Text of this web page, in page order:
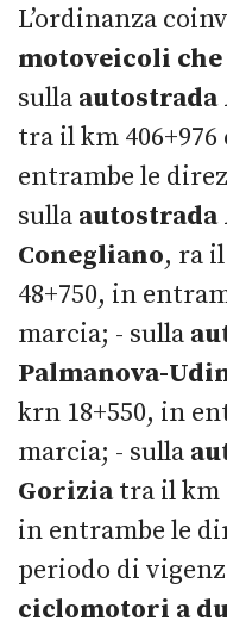
L’ordinanza
motoveicoli
sulla autostrada
tra il km
entrambe le
sulla autostrada
Conegliano, ra
48+750, in
marcia; - sulla
Palmanova-
krn 18+550, in
marcia; - sulla
Goriziatra il km
in entrambe le
periodo di
ciclomotori a